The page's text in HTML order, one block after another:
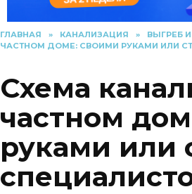
ГЛАВНАЯ » КАНАЛИЗАЦИЯ »
ВЫГРЕБ
ЧАСТНОМ ДОМЕ: СВОИМИ РУКАМИ ИЛИ
Схема
частном
руками или